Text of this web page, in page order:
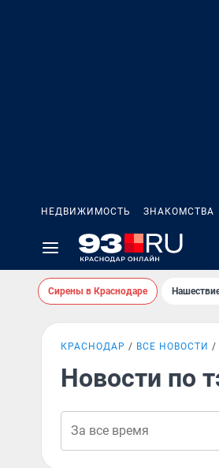
НЕДВИЖИМОСТЬ ЗНАКОМСТВА
Сирены в Краснодаре
КРАСНОДАР ВСЕ НОВОСТИ
Новости по